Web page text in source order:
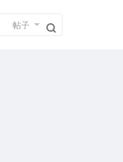
帖子